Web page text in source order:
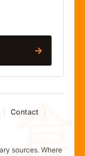
食
→
Contact
sources. Where